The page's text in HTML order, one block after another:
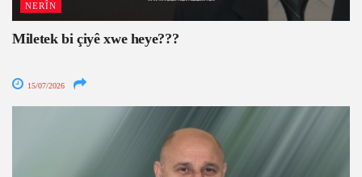
NERÎN
Miletek bi çiyê xwe heye???
15/07/2026